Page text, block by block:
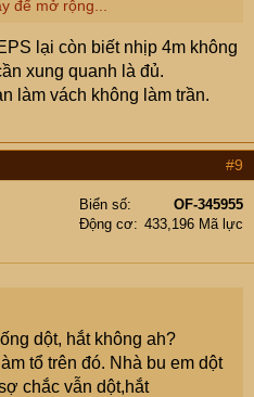
để mở rộng...
lại còn biết nhịp 4m không
xung quanh là đủ.
làm vách không làm trần.
#9
Biển số
OF-345955
Động cơ
433,196 Mã lực
dột, hắt không ah?
tổ trên đó. Nhà bu em dột
chắc vẫn dột,hắt